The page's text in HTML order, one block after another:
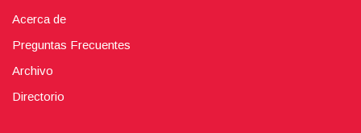
Acerca de
Preguntas Frecuentes
Archivo
Directorio